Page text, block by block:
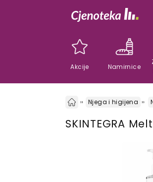
Akcije Namirnice
Njega i higijena
SKINTEGRA